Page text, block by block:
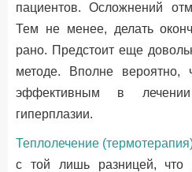
пациентов. Осложнений
Тем не менее, делать
рано. Предстоит еще
методе. Вполне вероятно,
эффективным в
гиперплазии.
Теплолечение
с той лишь разницей, что